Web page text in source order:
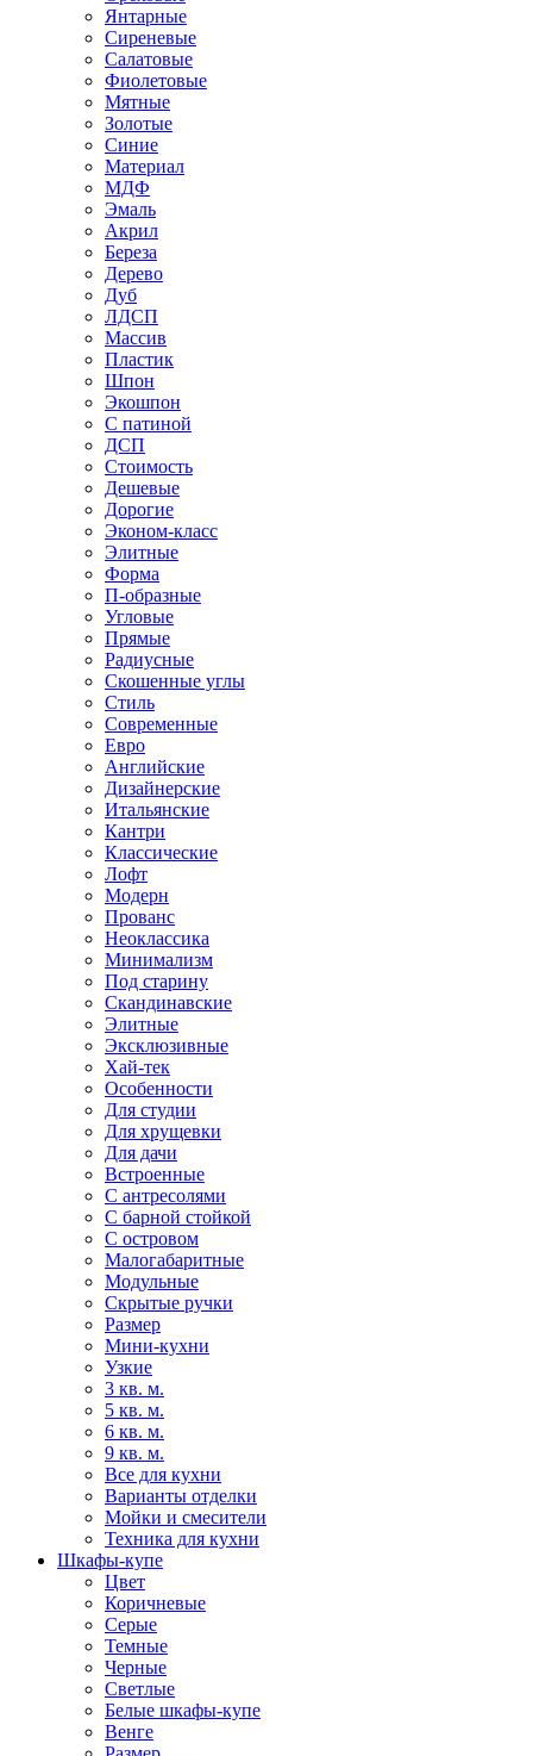
Янтарные
Сиреневые
Салатовые
Фиолетовые
Мятные
Золотые
Синие
Материал
МДФ
Эмаль
Акрил
Береза
Дерево
Дуб
ЛДСП
Массив
Пластик
Шпон
Экошпон
С патиной
ДСП
Стоимость
Дешевые
Дорогие
Эконом-класс
Элитные
Форма
П-образные
Угловые
Прямые
Радиусные
Скошенные углы
Стиль
Современные
Евро
Английские
Дизайнерские
Итальянские
Кантри
Классические
Лофт
Модерн
Прованс
Неоклассика
Минимализм
Под старину
Скандинавские
Элитные
Эксклюзивные
Хай-тек
Особенности
Для студии
Для хрущевки
Для дачи
Встроенные
С антресолями
С барной стойкой
С островом
Малогабаритные
Модульные
Скрытые ручки
Размер
Мини-кухни
Узкие
3 кв. м.
5 кв. м.
6 кв. м.
9 кв. м.
Все для кухни
Варианты отделки
Мойки и смесители
Техника для кухни
Шкафы-купе
Цвет
Коричневые
Серые
Темные
Черные
Светлые
Белые шкафы-купе
Венге